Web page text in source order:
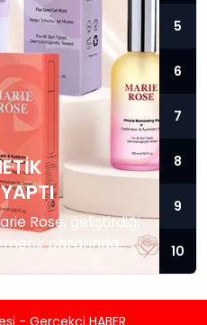
Rose, geliştirdiği
pazarında
5
6
7
8
9
10